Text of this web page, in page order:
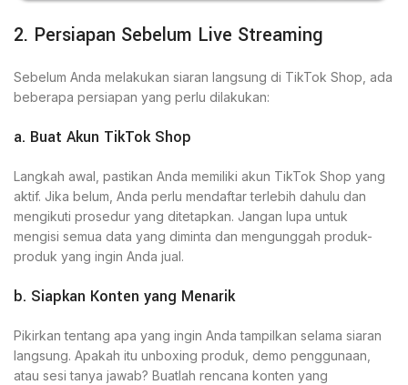
2. Persiapan Sebelum Live Streaming
Sebelum Anda melakukan siaran langsung di TikTok Shop, ada
beberapa persiapan yang perlu dilakukan:
a. Buat Akun TikTok Shop
Langkah awal, pastikan Anda memiliki akun TikTok Shop yang
aktif. Jika belum, Anda perlu mendaftar terlebih dahulu dan
mengikuti prosedur yang ditetapkan. Jangan lupa untuk
mengisi semua data yang diminta dan mengunggah produk-
produk yang ingin Anda jual.
b. Siapkan Konten yang Menarik
Pikirkan tentang apa yang ingin Anda tampilkan selama siaran
langsung. Apakah itu unboxing produk, demo penggunaan,
atau sesi tanya jawab? Buatlah rencana konten yang